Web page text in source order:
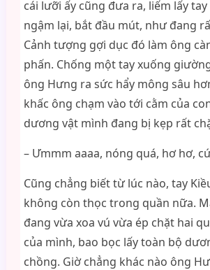
cái lưỡi ấy cũng đưa ra, liếm lấy
ngậm lại, bắt đầu mút, như đang
Cảnh tượng gợi dục đó làm ông
phấn. Chống một tay xuống
ông Hưng ra sức hẩy mông sâu
khấc ông chạm vào tới cằm của
dương vật mình đang bị kẹp rất
– Ưmmm aaaa, nóng quá, hơ hơ,
Cũng chẳng biết từ lúc nào, tay
không còn thọc trong quần nữa.
đang vừa xoa vú vừa ép chặt hai
của mình, bao bọc lấy toàn bộ
chồng. Giờ chẳng khác nào ông